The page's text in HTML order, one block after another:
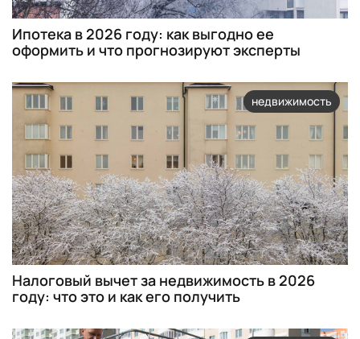
Ипотека в 2026 году: как выгодно ее
оформить и что прогнозируют эксперты
недвижимость
Налоговый вычет за недвижимость в 2026
году: что это и как его получить